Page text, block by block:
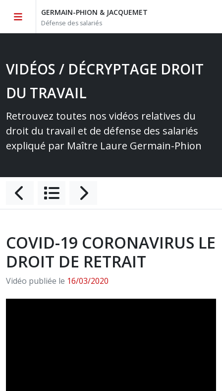
GERMAIN-PHION & JACQUEMET
Défense des salariés
VIDÉOS / DÉCRYPTAGE DROIT
DU TRAVAIL
Retrouvez toutes nos vidéos relatives du
droit du travail et de défense des salariés
expliqué par Maître Laure Germain-Phion
COVID-19 CORONAVIRUS LE
DROIT DE RETRAIT
Vidéo publiée le 16/03/2020